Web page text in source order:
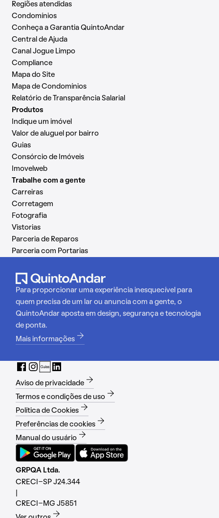
Regiões atendidas
Condomínios
Conheça a Garantia QuintoAndar
Central de Ajuda
Canal Jogue Limpo
Compliance
Mapa do Site
Mapa de Condomínios
Relatório de Transparência Salarial
Produtos
Indique um imóvel
Valor de aluguel por bairro
Guias
Consórcio de Imóveis
Imovelweb
Trabalhe com a gente
Carreiras
Corretagem
Fotografia
Vistorias
Parceria de Reparos
Parceria com Portarias
Para proporcionar uma experiência inesquecível para
quem precisa de um lar ou anuncia com a gente, o
QuintoAndar aposta em design, segurança e tecnologia
de ponta.
Mais informações
Aviso de privacidade
Termos e condições de uso
Política de Cookies
Preferências de cookies
Manual do usuário
GRPQA Ltda.
CRECI-SP J24.344
CRECI-MG J5851